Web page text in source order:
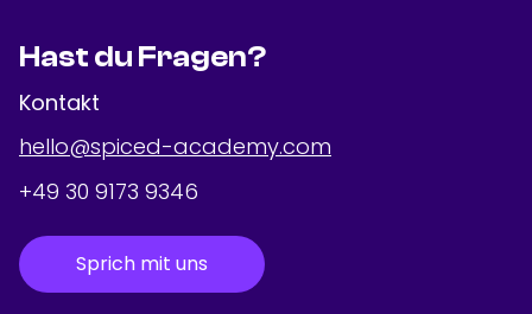
Hast du Fragen?
Kontakt
hello@spiced-academy.com
+49 30 9173 9346
Sprich mit uns